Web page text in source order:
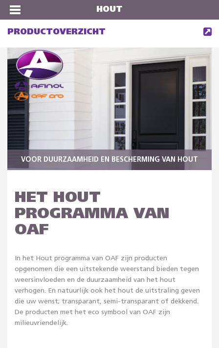
HOUT
PRODUCTOVERZICHT
VOOR DUURZAAMHEID EN BESCHERMING VAN HOUT
HET HOUT
PROGRAMMA VAN
OAF
In het Hout programma van OAF zijn producten
opgenomen die een uitstekende weerstand bieden tegen
weersinvloeden en de duurzaamheid van het hout
verhogen. En natuurlijk ook het hout de uitstraling geven
die uw wenst; transparant, semi-transparant of dekkend.
De producten met het eco symbool van OAF zijn
milieuvriendelijk.